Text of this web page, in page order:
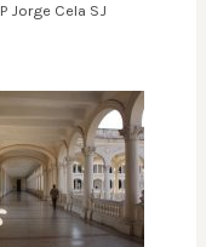
P Jorge Cela SJ